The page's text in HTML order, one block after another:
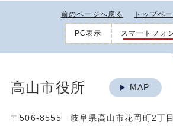
前のページへ戻る トップペ
PC表示 スマートフォ
高山市役所 MAP
〒506-8555 岐阜県高山市花岡町2